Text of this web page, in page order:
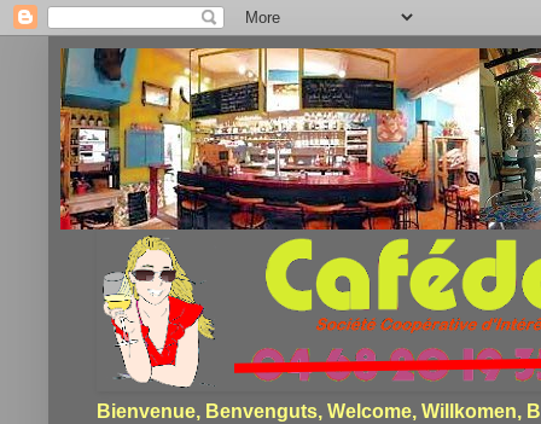
Bienvenue, Benvenguts, Welcome, Willkomen,